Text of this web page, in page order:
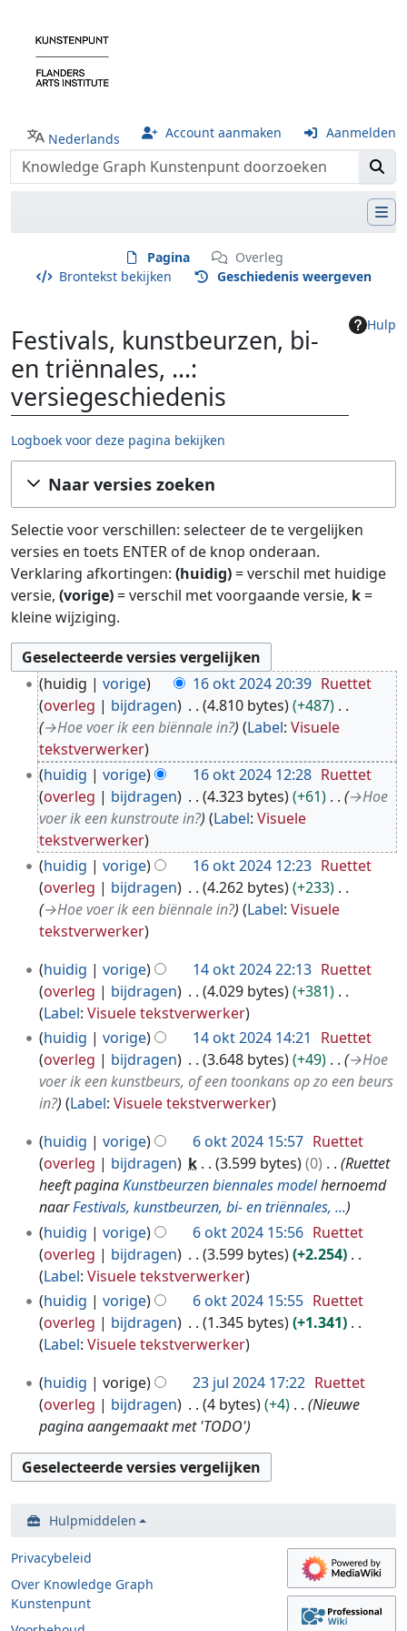
Nederlands Account aanmaken Aanmelden
Pagina
Overleg
Brontekst bekijken
Geschiedenis weergeven
Hulp
Festivals, kunstbeurzen, bi-
en triënnales, ...:
versiegeschiedenis
Logboek voor deze pagina bekijken
Ga naar:navigatie,zoeken
Naar versies zoeken
Selectie voor verschillen: selecteer de te vergelijken
versies en toets ENTER of de knop onderaan.
Verklaring afkortingen: (huidig)= verschil met huidige
versie, (vorige)= verschil met voorgaande versie, k=
kleine wijziging.
huidig vorige 16 okt 2024 20:39 Ruettet
overleg
bijdragen 4.810 bytes
+487
→Hoe voer ik een biënnale in? Label:Visuele
tekstverwerker
huidig
vorige 16 okt 2024 12:28 Ruettet
overleg
bijdragen 4.323 bytes +61 →Hoe
voer ik een kunstroute in?
Label:Visuele
tekstverwerker
huidig
vorige 16 okt 2024 12:23 Ruettet
overleg
bijdragen 4.262 bytes
+233
→Hoe voer ik een biënnale in? Label:Visuele
tekstverwerker
huidig vorige 14 okt 2024 22:13 Ruettet
overleg
bijdragen 4.029 bytes
+381
G
e
e
n
b
w
e
r
k
i
n
g
s
s
a
e
n
v
a
t
i
g
Label:Visuele tekstverwerker
huidig
vorige 14 okt 2024 14:21
Ruettet
overleg
bijdragen 3.648 bytes +49 →Hoe
voer ik een kunstbeurs, of een toonkans op zo een beurs
in?
Label:Visuele tekstverwerker
huidig vorige 6 okt 2024 15:57 Ruettet
overleg
bijdragen k 3.599 bytes 0
Ruettet
heeft paginaKunstbeurzen biennales modelhernoemd
naarFestivals, kunstbeurzen, bi- en triënnales, ...
huidig
vorige 6 okt 2024 15:56 Ruettet
overleg
bijdragen 3.599 bytes
+2.254
G
e
e
n
e
w
e
r
k
n
s
s
a
m
Label:Visuele tekstverwerker
huidig
vorige 6 okt 2024 15:55 Ruettet
overleg
bijdragen 1.345 bytes
+1.341
G
e
n
b
e
w
r
i
n
g
Label:Visuele tekstverwerker
2
4
huidig vorige 23 jul 2024 17:22 Ruettet
overleg
bijdragen 4 bytes +4
Nieuwe
pagina aangemaakt met 'TODO'
Hulpmiddelen
Privacybeleid
Over Knowledge Graph
Kunstenpunt